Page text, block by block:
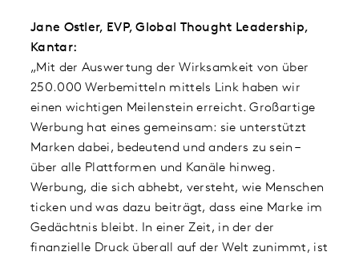
Jane Ostler, EVP, Global Thought Leadership,
Kantar:
„Mit der Auswertung der Wirksamkeit von über
250.000 Werbemitteln mittels Link haben wir
einen wichtigen Meilenstein erreicht. Großartige
Werbung hat eines gemeinsam: sie unterstützt
Marken dabei, bedeutend und anders zu sein –
über alle Plattformen und Kanäle hinweg.
Werbung, die sich abhebt, versteht, wie Menschen
ticken und was dazu beiträgt, dass eine Marke im
Gedächtnis bleibt. In einer Zeit, in der der
finanzielle Druck überall auf der Welt zunimmt, ist